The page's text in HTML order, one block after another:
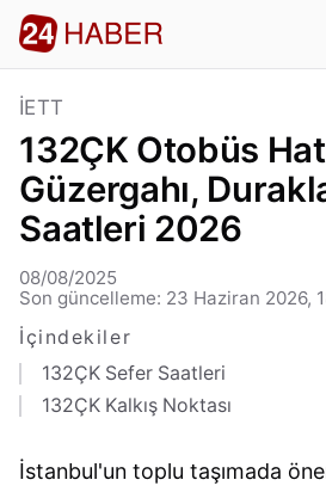
İETT
132ÇK Otobüs
Güzergahı,
Saatleri 2026
08/08/2025
Son güncelleme: 23 Haziran 2026,
İçindekiler
132ÇK Sefer Saatleri
132ÇK Kalkış Noktası
İstanbul'un toplu taşımada